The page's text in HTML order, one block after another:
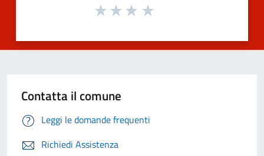
Contatta il comune
Leggi le domande frequenti
Richiedi Assistenza